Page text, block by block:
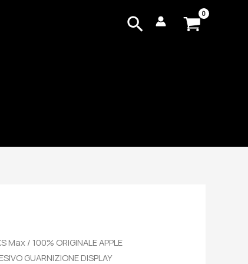
Cerca
Max/ 100% ORIGINALE APPLE
GUARNIZIONE DISPLAY